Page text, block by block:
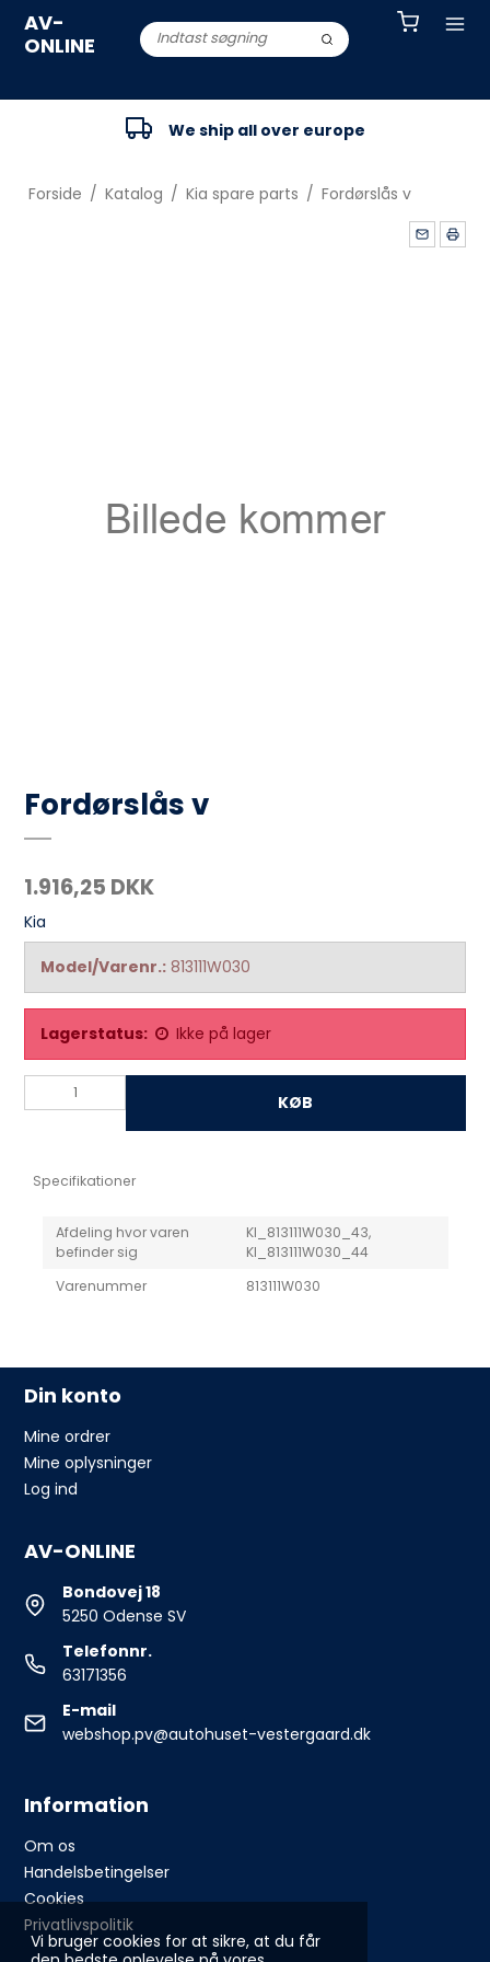
Vi bruger cookies for at sikre, at du får
AV-
ONLINE
We ship all over europe
Forside / Katalog / Kia spare parts / Fordørslås v
Fordørslås v
1.916,25 DKK
Kia
Model/Varenr.: 813111W030
Lagerstatus: Ikke på lager
KØB
Specifikationer
Afdeling hvor varen
befinder sig
KI_813111W030_43,
KI_813111W030_44
Varenummer
813111W030
Din konto
Mine ordrer
Mine oplysninger
Log ind
AV-ONLINE
Bondovej 18
5250 Odense SV
Telefonnr.
63171356
E-mail
webshop.pv@autohuset-vestergaard.dk
Information
Om os
Handelsbetingelser
Cookies
Privatlivspolitik